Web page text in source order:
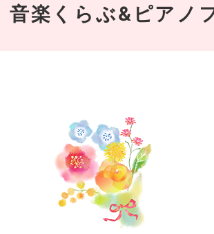
楽くらぶ&ピアノ